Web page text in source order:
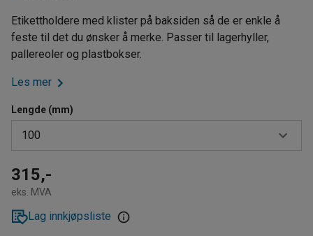
Etikettholdere med klister på baksiden så de er enkle å
feste til det du ønsker å merke. Passer til lagerhyller,
pallereoler og plastbokser.
Les mer
Lengde (mm)
100
100
900
315,-
eks. MVA
Lag innkjøpsliste